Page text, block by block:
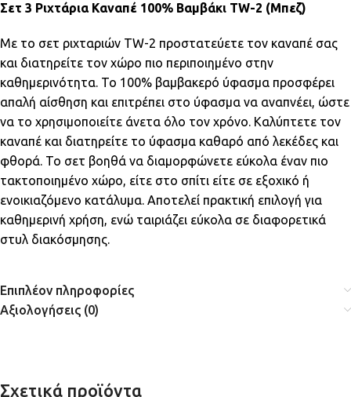
Σετ 3 Ριχτάρια Καναπέ 100% Βαμβάκι TW-2 (Μπεζ)
Με το σετ ριχταριών TW-2 προστατεύετε τον καναπέ σας
και διατηρείτε τον χώρο πιο περιποιημένο στην
καθημερινότητα. Το 100% βαμβακερό ύφασμα προσφέρει
απαλή αίσθηση και επιτρέπει στο ύφασμα να αναπνέει, ώστε
να το χρησιμοποιείτε άνετα όλο τον χρόνο. Καλύπτετε τον
καναπέ και διατηρείτε το ύφασμα καθαρό από λεκέδες και
φθορά. Το σετ βοηθά να διαμορφώνετε εύκολα έναν πιο
τακτοποιημένο χώρο, είτε στο σπίτι είτε σε εξοχικό ή
ενοικιαζόμενο κατάλυμα. Αποτελεί πρακτική επιλογή για
καθημερινή χρήση, ενώ ταιριάζει εύκολα σε διαφορετικά
στυλ διακόσμησης.
Επιπλέον πληροφορίες
Αξιολογήσεις (0)
Σχετικά προϊόντα